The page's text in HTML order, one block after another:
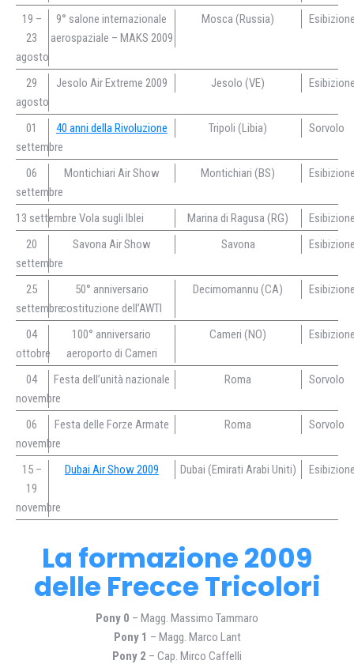
19 –
23
agosto
9° salone internazionale
aerospaziale – MAKS 2009
Mosca (Russia)
29
agosto
Jesolo Air Extreme 2009 Jesolo (VE)
01
settembre
40 anni della Rivoluzione Tripoli (Libia) Sorvolo
06
settembre
Montichiari Air Show Montichiari (BS)
13 settembre Vola sugli Iblei Marina di Ragusa (RG)
20
settembre
Savona Air Show Savona
25
settembre
50° anniversario
costituzione dell’AWTI
Decimomannu (CA)
04
ottobre
100° anniversario
aeroporto di Cameri
Cameri (NO)
04
novembre
Festa dell’unità nazionale Roma Sorvolo
06
novembre
Festa delle Forze Armate Roma Sorvolo
15 –
19
novembre
Dubai Air Show 2009 Dubai (Emirati Arabi Uniti)
La formazione 2009
delle Frecce Tricolori
Pony 0 – Magg. Massimo Tammaro
Pony 1 – Magg. Marco Lant
Pony 2 – Cap. Mirco Caffelli